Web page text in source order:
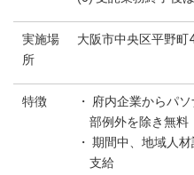
実施場
所
大阪市中央区平野
特徴
・ 府内企業からパ
部例外を除き無料
・ 期間中、地域人
支給